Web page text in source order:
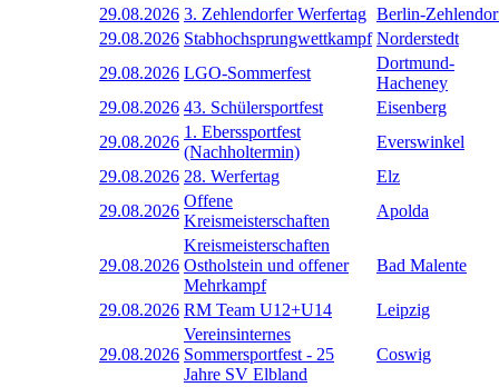
29.08.2026 3. Zehlendorfer Werfertag Berlin-
29.08.2026 Stabhochsprungwettkampf Norderstedt
29.08.2026 LGO-Sommerfest
Dortmund-
Hacheney
29.08.2026 43. Schülersportfest
Eisenberg
29.08.2026
1. Eberssportfest
(Nachholtermin)
Everswinkel
29.08.2026 28. Werfertag
Elz
29.08.2026
Offene
Kreismeisterschaften
Apolda
29.08.2026
Kreismeisterschaften
Ostholstein und offener
Mehrkampf
Bad Malente
29.08.2026 RM Team U12+U14 Leipzig
29.08.2026
Vereinsinternes
Sommersportfest - 25
Jahre SV Elbland
Coswig